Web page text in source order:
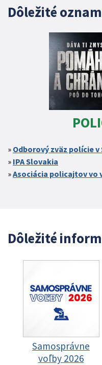
Dôležité
Odborový zväz polície v
IPA Slovakia
Asociácia policajtov vo
Dôležité
Samosprávne
voľby 2026